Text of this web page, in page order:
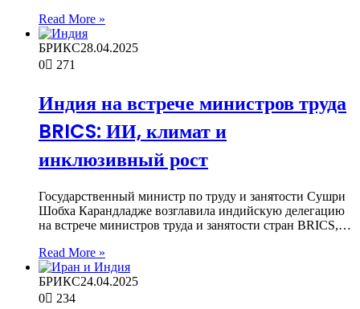
Read More »
БРИКС28.04.2025
0
271
Индия на встрече министров труда
BRICS: ИИ, климат и
инклюзивный рост
Государственный министр по труду и занятости Сушри
Шобха Карандладже возглавила индийскую делегацию
на встрече министров труда и занятости стран BRICS,…
Read More »
БРИКС24.04.2025
0
234